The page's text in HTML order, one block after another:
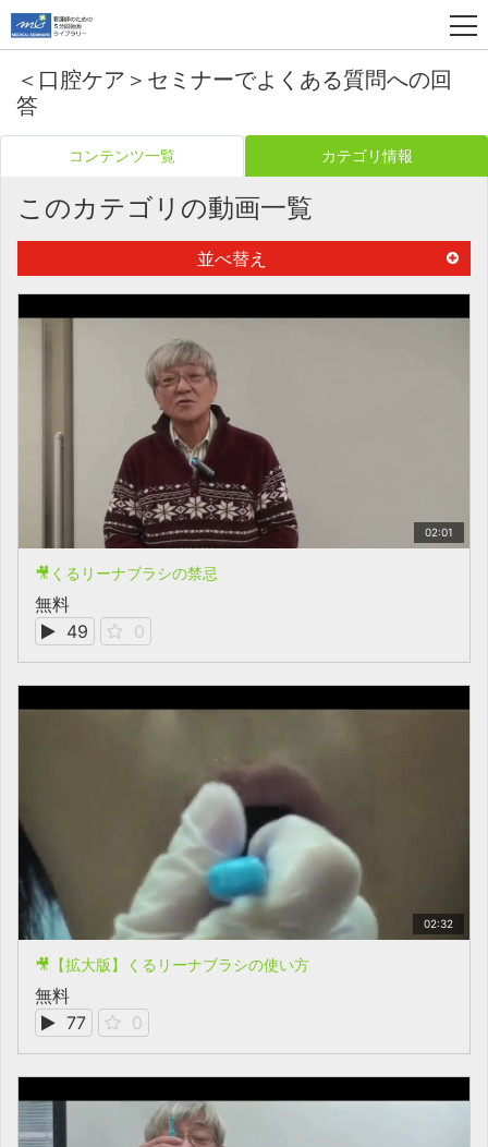
＜口腔ケア＞セミナーでよくある質問への回
答
コンテンツ一覧 カテゴリ情報
このカテゴリの動画一覧
並べ替え
02:01
🎥くるリーナブラシの禁忌
無料
49
0
02:32
🎥【拡大版】くるリーナブラシの使い方
無料
77
0